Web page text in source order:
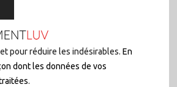
pour réduire les indésirables. En
dont les données de vos
.